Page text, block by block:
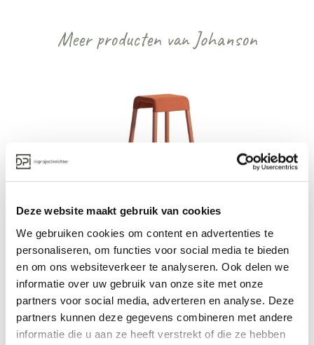
Deze website maakt gebruik van cookies
We gebruiken cookies om content en advertenties te
personaliseren, om functies voor social media te bieden
en om ons websiteverkeer te analyseren. Ook delen we
informatie over uw gebruik van onze site met onze
partners voor social media, adverteren en analyse. Deze
partners kunnen deze gegevens combineren met andere
informatie die u aan ze heeft verstrekt of die ze hebben
Meer producten van Johanson
Bekijk alles van Johanson